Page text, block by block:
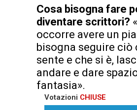
Cosa bisogna fare
diventare scrittori?
occorre avere un
bisogna seguire ciò
sente e che si è,
andare e dare
fantasia».
Votazioni CHIUSE